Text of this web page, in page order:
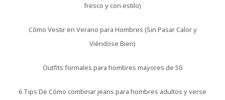
fresco y con estilo)
Cómo Vestir en Verano para Hombres (Sin Pasar Calor y
Viéndose Bien)
Outfits formales para hombres mayores de 50
6 Tips De Cómo combinar jeans para hombres adultos y verse